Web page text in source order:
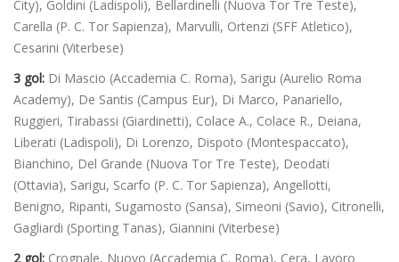
City), Goldini (Ladispoli), Bellardinelli (Nuova Tor Tre Teste),
Carella (P. C. Tor Sapienza), Marvulli, Ortenzi (SFF Atletico),
Cesarini (Viterbese)
3 gol: Di Mascio (Accademia C. Roma), Sarigu (Aurelio Roma
Academy), De Santis (Campus Eur), Di Marco, Panariello,
Ruggieri, Tirabassi (Giardinetti), Colace A., Colace R., Deiana,
Liberati (Ladispoli), Di Lorenzo, Dispoto (Montespaccato),
Bianchino, Del Grande (Nuova Tor Tre Teste), Deodati
(Ottavia), Sarigu, Scarfo (P. C. Tor Sapienza), Angellotti,
Benigno, Ripanti, Sugamosto (Sansa), Simeoni (Savio), Citronelli,
Gagliardi (Sporting Tanas), Giannini (Viterbese)
2 gol: Crognale, Nuovo (Accademia C. Roma), Cera, Lavoro